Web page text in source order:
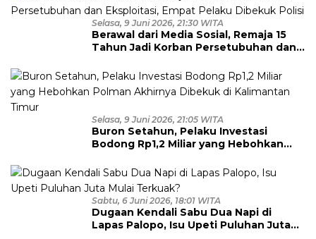
Selasa, 9 Juni 2026, 21:30 WITA
Berawal dari Media Sosial, Remaja 15
Tahun Jadi Korban Persetubuhan dan
Polisi
Selasa, 9 Juni 2026, 21:05 WITA
Buron Setahun, Pelaku Investasi
Bodong Rp1,2 Miliar yang Hebohkan
Kalimantan Timur
Sabtu, 6 Juni 2026, 18:01 WITA
Dugaan Kendali Sabu Dua Napi di
Lapas Palopo, Isu Upeti Puluhan Juta